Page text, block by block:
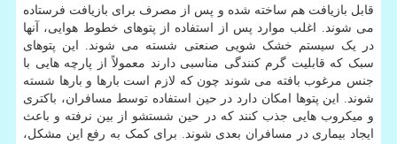
قابل بازیافت هم ساخته شده و پس از مصرف برای بازیافت فرستاده
می شوند. اغلب موارد پس از استفاده از پتوهای خطوط هوایی، آنها
در یک سیستم خشک شویی صنعتی شسته می شوند. این پتوهای
سبک که قابلیت گرم کنندگی مناسبی دارند معمولاً از پارچه هایی با
جنس مرغوب بافته می شوند چون که لازم است بارها و بارها شسته
شوند. این پتوها امکان دارد در حین استفاده توسط مسافران، باکتری
و میکروب هایی جذب کنند که در حین شستشو از بین نرفته و باعث
ایجاد بیماری در مسافران بعدی شوند. برای کمک به رفع این مشکل،